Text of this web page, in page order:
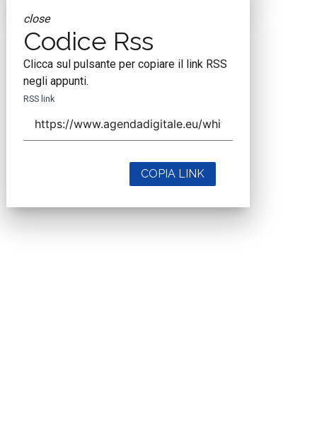
close
Codice Rss
Clicca sul pulsante per copiare il link RSS
negli appunti.
RSS link
COPIA LINK